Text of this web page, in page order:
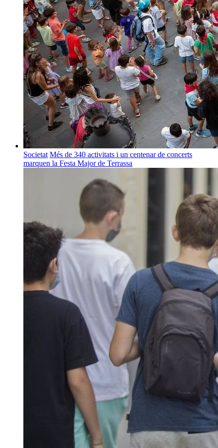
Societat Més de 340 activitats i un centenar de concerts
marquen la Festa Major de Terrassa